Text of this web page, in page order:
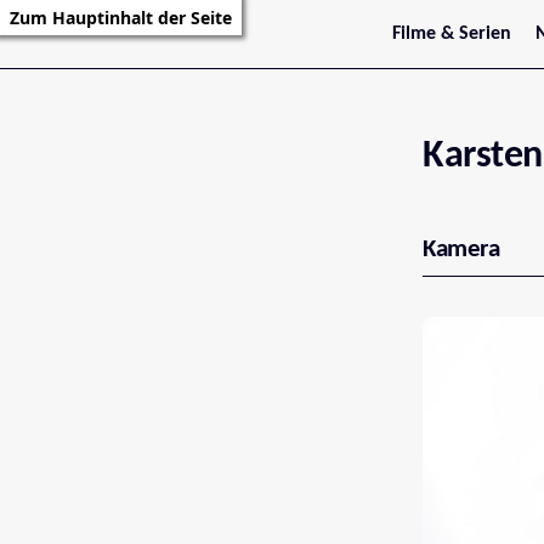
Zum Hauptinhalt der Seite
Filme & Serien
Trailer
Serienarchiv
Kamera